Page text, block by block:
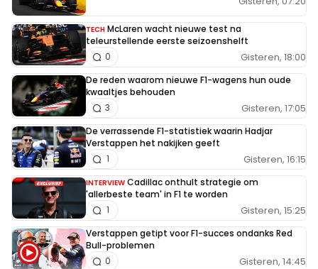
TECH McLaren wacht nieuwe test na
teleurstellende eerste seizoenshelft
Gisteren, 18:00
0
De reden waarom nieuwe F1-wagens hun oude
kwaaltjes behouden
Gisteren, 17:05
3
De verrassende F1-statistiek waarin Hadjar
Verstappen het nakijken geeft
Gisteren, 16:15
1
INTERVIEW Cadillac onthult strategie om
'allerbeste team' in F1 te worden
Gisteren, 15:25
1
Verstappen getipt voor F1-succes ondanks Red
Bull-problemen
Gisteren, 14:45
0